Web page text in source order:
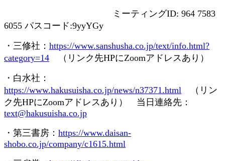
ミーティングID: 964 7583
6055 パスコード:9yyYGy
・三修社： https://www.sanshusha.co.jp/text/info.html?
category=14 （リンク先HPにZoomアドレスあり）
・白水社：
https://www.hakusuisha.co.jp/news/n37371.html （リン
ク先HPにZoomアドレスあり） 当日連絡先：
text@hakusuisha.co.jp
・第三書房： https://www.daisan-
shobo.co.jp/company/c1615.html